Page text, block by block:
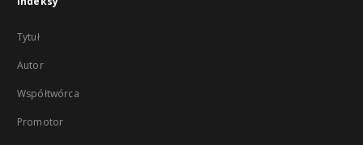
Tytuł
Autor
Współtwórca
Promotor